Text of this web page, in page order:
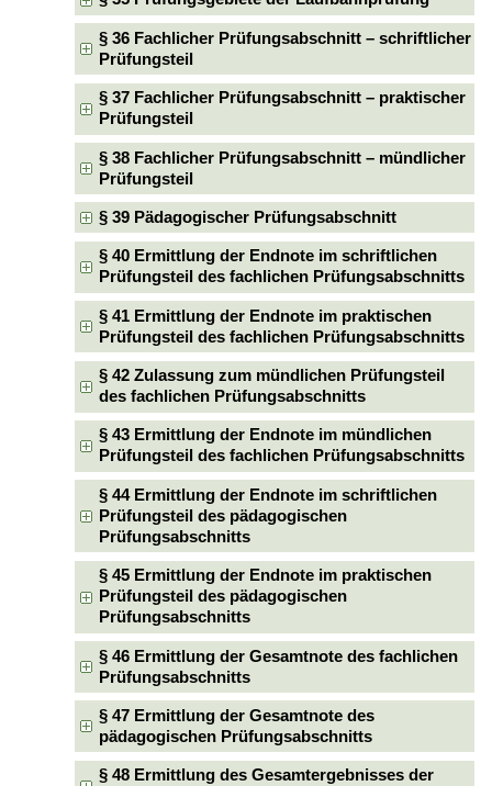
§ 36 Fachlicher Prüfungsabschnitt – schriftlicher
Prüfungsteil
§ 37 Fachlicher Prüfungsabschnitt – praktischer
Prüfungsteil
§ 38 Fachlicher Prüfungsabschnitt – mündlicher
Prüfungsteil
§ 39 Pädagogischer Prüfungsabschnitt
§ 40 Ermittlung der Endnote im schriftlichen
Prüfungsteil des fachlichen Prüfungsabschnitts
§ 41 Ermittlung der Endnote im praktischen
Prüfungsteil des fachlichen Prüfungsabschnitts
§ 42 Zulassung zum mündlichen Prüfungsteil
des fachlichen Prüfungsabschnitts
§ 43 Ermittlung der Endnote im mündlichen
Prüfungsteil des fachlichen Prüfungsabschnitts
§ 44 Ermittlung der Endnote im schriftlichen
Prüfungsteil des pädagogischen
Prüfungsabschnitts
§ 45 Ermittlung der Endnote im praktischen
Prüfungsteil des pädagogischen
Prüfungsabschnitts
§ 46 Ermittlung der Gesamtnote des fachlichen
Prüfungsabschnitts
§ 47 Ermittlung der Gesamtnote des
pädagogischen Prüfungsabschnitts
§ 48 Ermittlung des Gesamtergebnisses der